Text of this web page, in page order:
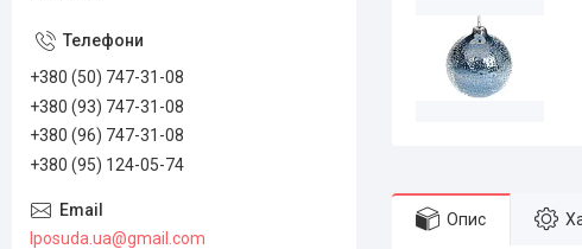
Опис
+380 (50) 747-31-08
+380 (93) 747-31-08
+380 (96) 747-31-08
+380 (95) 124-05-74
lposuda.ua@gmail.com